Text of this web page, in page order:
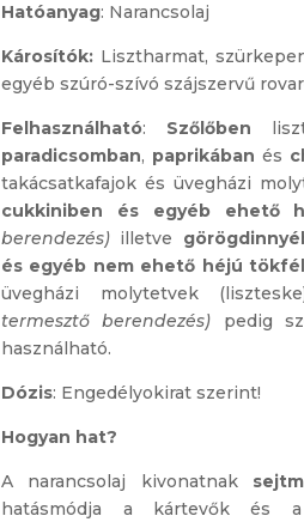
Hatóanyag: Narancsolaj
Károsítók: Lisztharmat,
egyéb szúró-szívó szájszervű
Felhasználható: Szőlőben
paradicsomban, paprikában és
takácsatkafajok és üvegházi
cukkiniben és egyéb ehető
berendezés) illetve
és egyéb nem ehető héjú
üvegházi molytetvek
termesztő berendezés) pedig
használható.
Dózis: Engedélyokirat szerint!
Hogyan hat?
A narancsolaj kivonatnak
hatásmódja a kártevők és